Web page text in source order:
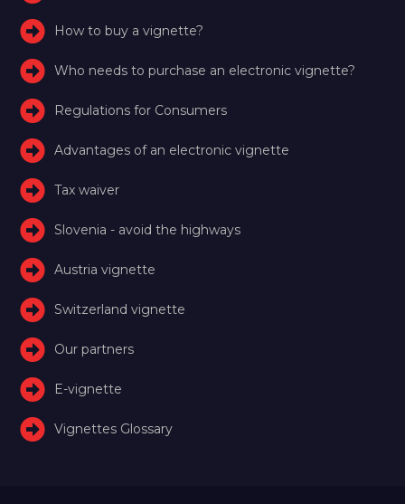
How to buy a vignette?
Who needs to purchase an electronic vignette?
Regulations for Consumers
Advantages of an electronic vignette
Tax waiver
Slovenia - avoid the highways
Austria vignette
Switzerland vignette
Our partners
E-vignette
Vignettes Glossary